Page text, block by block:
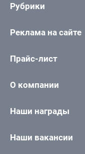
Рубрики
Реклама на сайте
Прайс-лист
О компании
Наши награды
Наши вакансии